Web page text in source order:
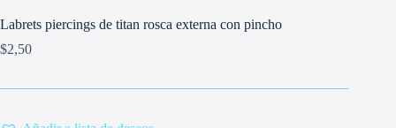
Labrets piercings de titan rosca externa con pincho
$2,50